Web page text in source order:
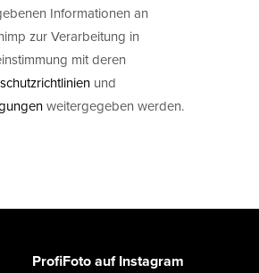
Informationen an
zur Verarbeitung in
mit deren
und
weitergegeben werden.
ProfiFoto auf Instagram